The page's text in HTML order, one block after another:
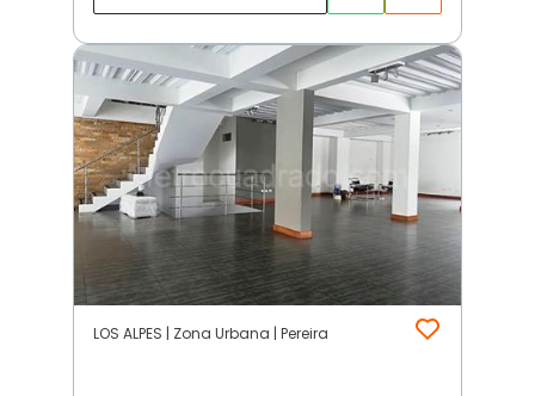
LOS ALPES | Zona Urbana | Pereira